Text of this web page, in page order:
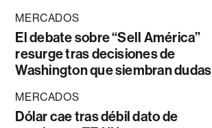
MERCADOS
El debate sobre “Sell América”
resurge tras decisiones de
Washington que siembran dudas
MERCADOS
Dólar cae tras débil dato de